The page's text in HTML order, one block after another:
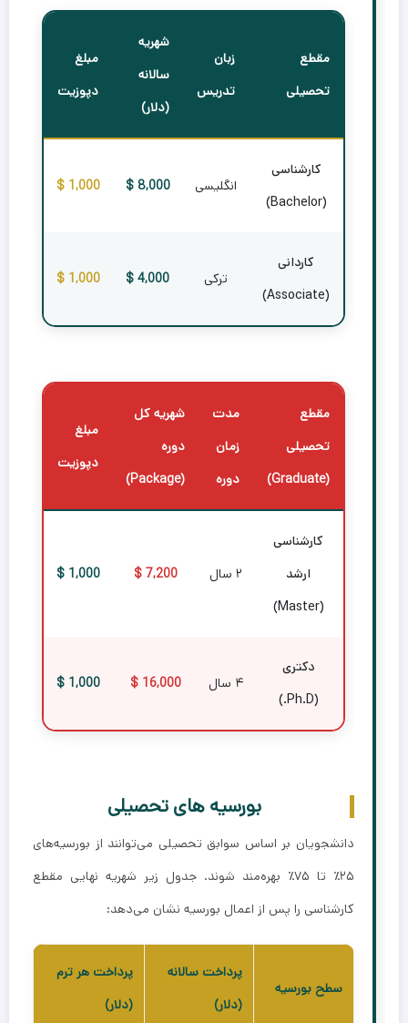
مقطع
تحصیلی
زبان
تدریس
شهریه
سالانه
(دلار)
مبلغ
دپوزیت
کارشناسی
(Bachelor)
انگلیسی 8,000 $
1,000 $
کاردانی
(Associate)
ترکی 4,000 $
1,000 $
مقطع
تحصیلی
(Graduate)
مدت
زمان
دوره
شهریه کل
دوره
(Package)
مبلغ
دپوزیت
کارشناسی
ارشد
(Master)
۲ سال 7,200 $
1,000 $
دکتری
(Ph.D.)
۴ سال 16,000 $
1,000 $
بورسیه های تحصیلی
دانشجویان بر اساس سوابق تحصیلی می‌توانند از بورسیه‌های
۲۵٪ تا ۷۵٪ بهره‌مند شوند. جدول زیر شهریه نهایی مقطع
کارشناسی را پس از اعمال بورسیه نشان می‌دهد:
سطح بورسیه
پرداخت سالانه
(دلار)
پرداخت هر ترم
(دلار)